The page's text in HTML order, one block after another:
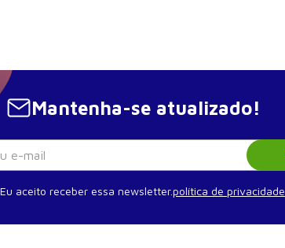
Mantenha-se atualizado!
Eu aceito receber essa newsletter.política de privacidade